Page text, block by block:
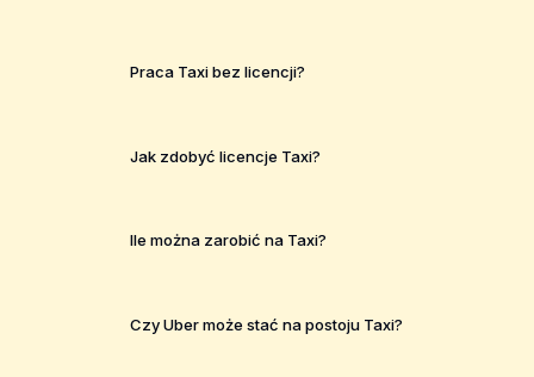
Praca Taxi bez licencji?
Jak zdobyć licencje Taxi?
Ile można zarobić na Taxi?
Czy Uber może stać na postoju Taxi?